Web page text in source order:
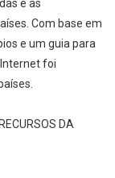
e as
Com base em
e um guia para
foi
DA